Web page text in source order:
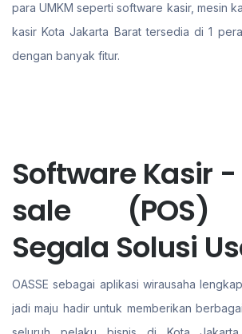
para UMKM seperti software kasir, mesin
kasir Kota Jakarta Barat tersedia di 1
dengan banyak fitur.
Software Kasir
sale (POS)
Segala Solusi
OASSE sebagai aplikasi wirausaha
jadi maju hadir untuk memberikan